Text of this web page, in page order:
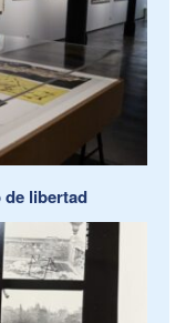
libertad